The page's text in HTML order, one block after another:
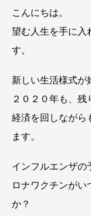
こんにちは。
望む人生を手に入
す。
新しい生活様式が
２０２０年も、残
経済を回しながら
ます。
インフルエンザの
ロナワクチンが
か？